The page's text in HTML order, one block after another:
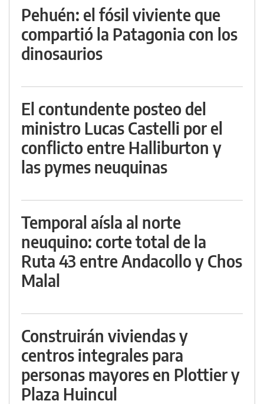
Pehuén: el fósil viviente que
compartió la Patagonia con los
dinosaurios
El contundente posteo del
ministro Lucas Castelli por el
conflicto entre Halliburton y
las pymes neuquinas
Temporal aísla al norte
neuquino: corte total de la
Ruta 43 entre Andacollo y Chos
Malal
Construirán viviendas y
centros integrales para
personas mayores en Plottier y
Plaza Huincul